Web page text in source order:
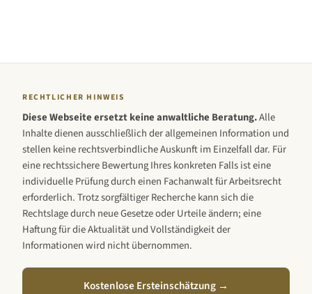
RECHTLICHER HINWEIS
Diese Webseite ersetzt keine anwaltliche Beratung.Alle
Inhalte dienen ausschließlich der allgemeinen Information und
stellen keine rechtsverbindliche Auskunft im Einzelfall dar. Für
eine rechtssichere Bewertung Ihres konkreten Falls ist eine
individuelle Prüfung durch einen Fachanwalt für Arbeitsrecht
erforderlich. Trotz sorgfältiger Recherche kann sich die
Rechtslage durch neue Gesetze oder Urteile ändern; eine
Haftung für die Aktualität und Vollständigkeit der
Informationen wird nicht übernommen.
Kostenlose Ersteinschätzung →